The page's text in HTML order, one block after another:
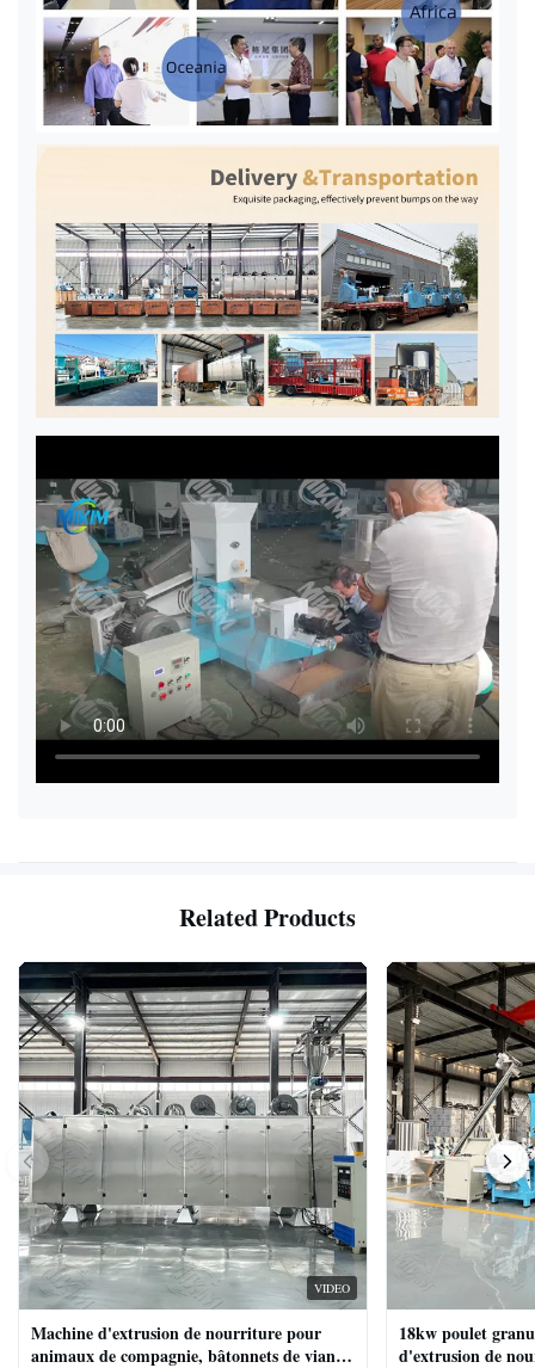
Related Products
VIDEO
Machine d'extrusion de nourriture pour
animaux de compagnie, bâtonnets de viande
18kw poulet
d'extrusion de